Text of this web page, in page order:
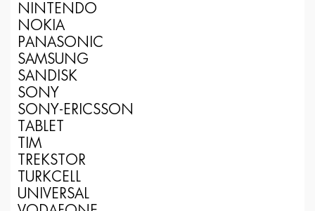
NINTENDO
NOKIA
PANASONIC
SAMSUNG
SANDISK
SONY
SONY-ERICSSON
TABLET
TIM
TREKSTOR
TURKCELL
UNIVERSAL